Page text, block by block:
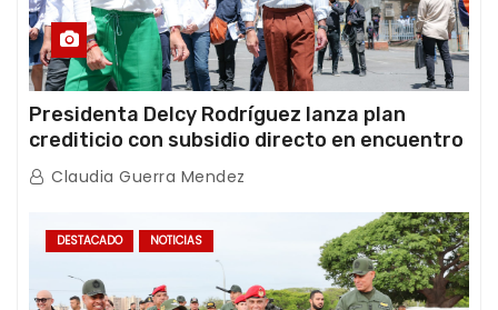
Presidenta Delcy Rodríguez lanza plan
crediticio con subsidio directo en encuentro
con Juntas de Condominio
Claudia Guerra Mendez
DESTACADO NOTICIAS